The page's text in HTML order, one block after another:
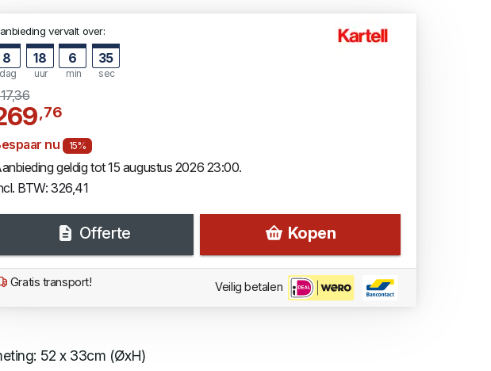
vervalt over:
8
dag
18
uur
6
min
35
sec
,76
nu 15%
geldig tot 15 augustus 2026 23:00.
BTW: 326,41
Offerte Kopen
Gratis transport! Veilig betalen
52 x 33cm (ØxH)